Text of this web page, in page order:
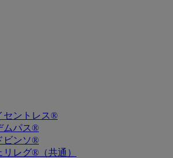
セントレス®
ムパス®
ビンソ®
リレグ®（共通）